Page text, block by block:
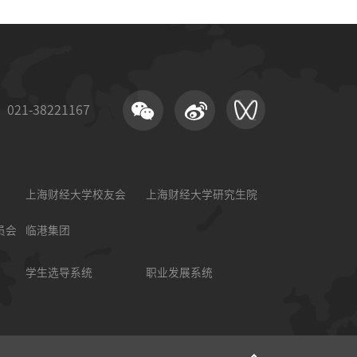
021-38221167
上海财经大学校友会 上海财经大学研究生院
会 临港集团
学生选导系统 职业发展系统